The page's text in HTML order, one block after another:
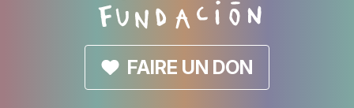
FAIRE UN DON